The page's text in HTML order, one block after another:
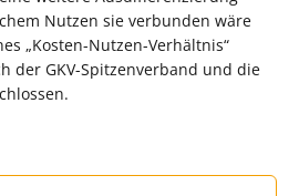
Nutzen sie verbunden wäre
„Kosten-Nutzen-Verhältnis“
der GKV-Spitzenverband und die